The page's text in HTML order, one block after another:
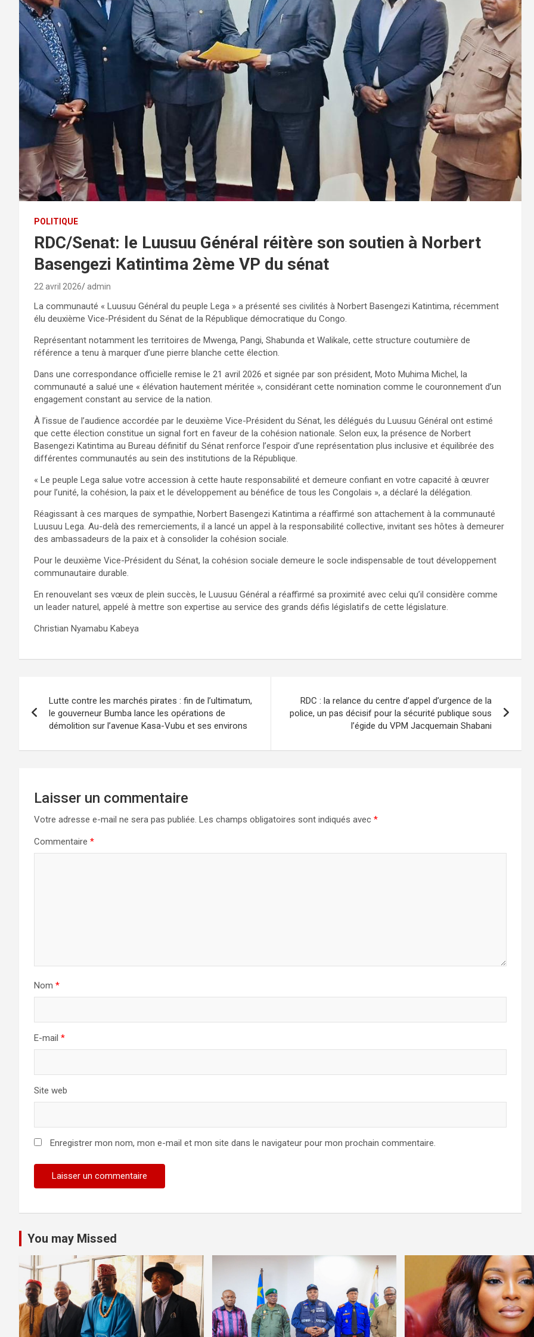
POLITIQUE
RDC/Senat: le Luusuu Général réitère son soutien à Norbert
Basengezi Katintima 2ème VP du sénat
22 avril 2026 admin
La communauté « Luusuu Général du peuple Lega » a présenté ses civilités à Norbert Basengezi Katintima, récemment
élu deuxième Vice-Président du Sénat de la République démocratique du Congo.
Représentant notamment les territoires de Mwenga, Pangi, Shabunda et Walikale, cette structure coutumière de
référence a tenu à marquer d’une pierre blanche cette élection.
Dans une correspondance officielle remise le 21 avril 2026 et signée par son président, Moto Muhima Michel, la
communauté a salué une « élévation hautement méritée », considérant cette nomination comme le couronnement d’un
engagement constant au service de la nation.
À l’issue de l’audience accordée par le deuxième Vice-Président du Sénat, les délégués du Luusuu Général ont estimé
que cette élection constitue un signal fort en faveur de la cohésion nationale. Selon eux, la présence de Norbert
Basengezi Katintima au Bureau définitif du Sénat renforce l’espoir d’une représentation plus inclusive et équilibrée des
différentes communautés au sein des institutions de la République.
« Le peuple Lega salue votre accession à cette haute responsabilité et demeure confiant en votre capacité à œuvrer
pour l’unité, la cohésion, la paix et le développement au bénéfice de tous les Congolais », a déclaré la délégation.
Réagissant à ces marques de sympathie, Norbert Basengezi Katintima a réaffirmé son attachement à la communauté
Luusuu Lega. Au-delà des remerciements, il a lancé un appel à la responsabilité collective, invitant ses hôtes à demeurer
des ambassadeurs de la paix et à consolider la cohésion sociale.
Pour le deuxième Vice-Président du Sénat, la cohésion sociale demeure le socle indispensable de tout développement
communautaire durable.
En renouvelant ses vœux de plein succès, le Luusuu Général a réaffirmé sa proximité avec celui qu’il considère comme
un leader naturel, appelé à mettre son expertise au service des grands défis législatifs de cette législature.
Christian Nyamabu Kabeya
de
Lutte contre les marchés pirates : fin de l’ultimatum,
le gouverneur Bumba lance les opérations de
démolition sur l’avenue Kasa-Vubu et ses environs
RDC : la relance du centre d’appel d’urgence de la
police, un pas décisif pour la sécurité publique sous
l’égide du VPM Jacquemain Shabani
Laisser un commentaire
Votre adresse e-mail ne sera pas publiée. Les champs obligatoires sont indiqués avec *
Commentaire *
Nom *
E-mail *
Site web
Enregistrer mon nom, mon e-mail et mon site dans le navigateur pour mon prochain commentaire.
You may Missed